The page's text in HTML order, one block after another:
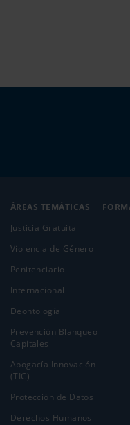
ÁREAS TEMÁTICAS
Justicia Gratuita
Violencia de Género
Penitenciario
Internacional
Deontología
Prevención Blanqueo
Capitales
Abogacía Innovación
(TIC)
Protección de Datos
Derechos Humanos